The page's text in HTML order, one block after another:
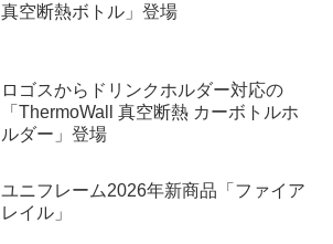
真空断熱ボトル」登場
ロゴスからドリンクホルダー対応の
「ThermoWall 真空断熱 カーボトルホ
ルダー」登場
ユニフレーム2026年新商品「ファイア
レイル」